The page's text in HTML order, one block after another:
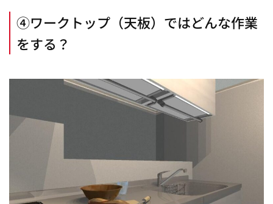
④ワークトップ（天板）ではどんな作業
をする？